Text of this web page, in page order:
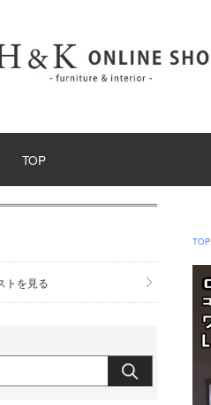
TOP
TOP
トを見る